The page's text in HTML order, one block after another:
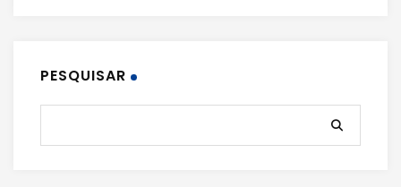
PESQUISAR